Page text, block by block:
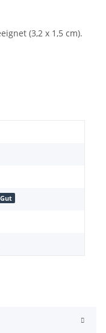
(3,2 x 1,5 cm).